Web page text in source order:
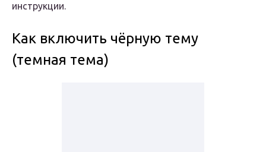
инструкции.
Как включить чёрную тему
(темная тема)